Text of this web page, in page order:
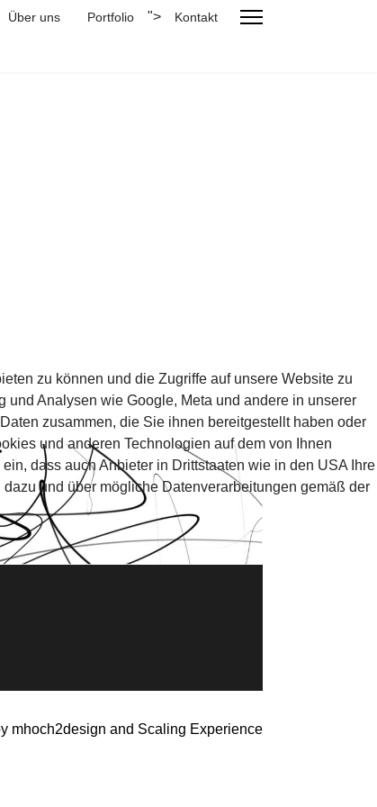
Über uns Portfolio "> Kontakt
mhoch2design and Scaling Experience
zu können und die Zugriffe auf unsere Website zu
Analysen wie Google, Meta und andere in unserer
zusammen, die Sie ihnen bereitgestellt haben oder
und anderen Technologien auf dem von Ihnen
dass auch Anbieter in Drittstaaten wie in den USA Ihre
und über mögliche Datenverarbeitungen gemäß der